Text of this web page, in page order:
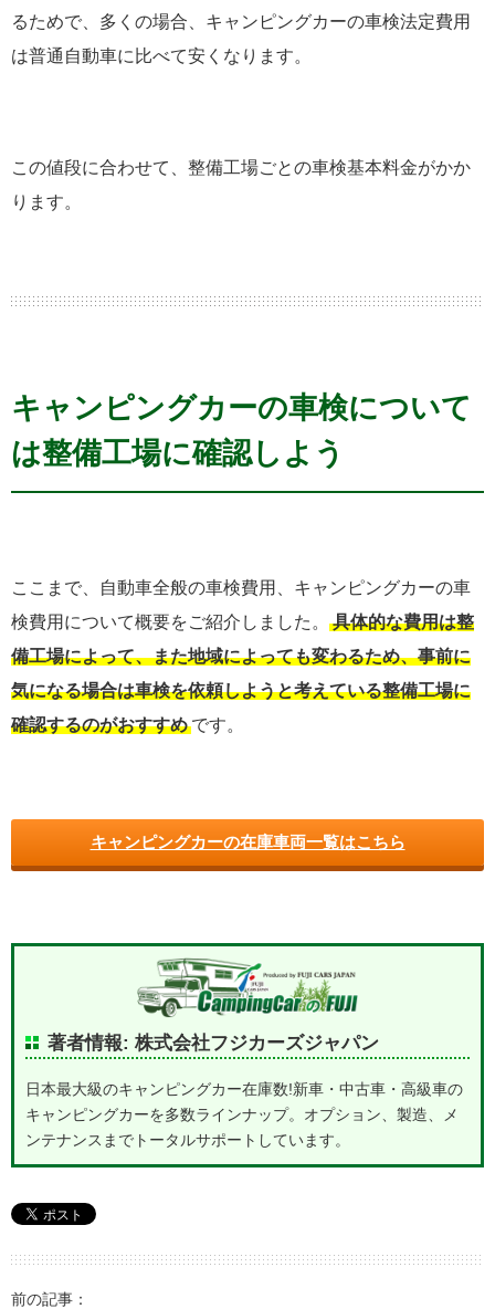
るためで、多くの場合、キャンピングカーの車検法定費用
は普通自動車に比べて安くなります。
この値段に合わせて、整備工場ごとの車検基本料金がかか
ります。
キャンピングカーの車検について
は整備工場に確認しよう
ここまで、自動車全般の車検費用、キャンピングカーの車
検費用について概要をご紹介しました。
具体的な費用は整
備工場によって、また地域によっても変わるため、事前に
気になる場合は車検を依頼しようと考えている整備工場に
確認するのがおすすめ です。
キャンピングカーの在庫車両一覧はこちら
著者情報: 株式会社フジカーズジャパン
日本最大級のキャンピングカー在庫数!新車・中古車・高級車の
キャンピングカーを多数ラインナップ。オプション、製造、メ
ンテナンスまでトータルサポートしています。
前の記事：